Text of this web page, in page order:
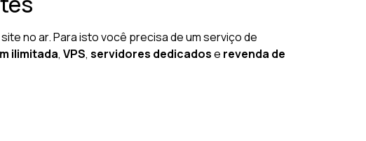
no ar. Para isto você precisa de um serviço de
ilimitada, VPS, servidores dedicadose revenda de